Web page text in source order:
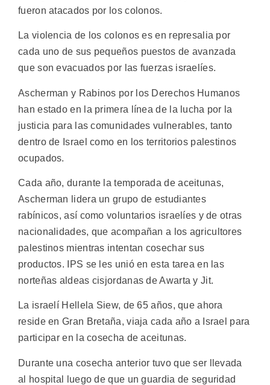
fueron atacados por los colonos.
La violencia de los colonos es en represalia por
cada uno de sus pequeños puestos de avanzada
que son evacuados por las fuerzas israelíes.
Ascherman y Rabinos por los Derechos Humanos
han estado en la primera línea de la lucha por la
justicia para las comunidades vulnerables, tanto
dentro de Israel como en los territorios palestinos
ocupados.
Cada año, durante la temporada de aceitunas,
Ascherman lidera un grupo de estudiantes
rabínicos, así como voluntarios israelíes y de otras
nacionalidades, que acompañan a los agricultores
palestinos mientras intentan cosechar sus
productos. IPS se les unió en esta tarea en las
norteñas aldeas cisjordanas de Awarta y Jit.
La israelí Hellela Siew, de 65 años, que ahora
reside en Gran Bretaña, viaja cada año a Israel para
participar en la cosecha de aceitunas.
Durante una cosecha anterior tuvo que ser llevada
al hospital luego de que un guardia de seguridad